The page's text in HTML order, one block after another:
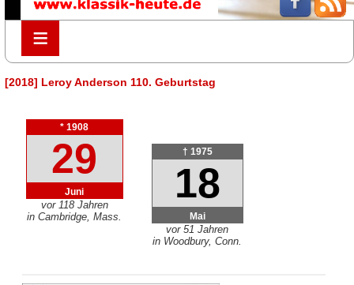
≡
≡
[2018] Leroy Anderson 110. Geburtstag
* 1908
29
Juni
vor 118 Jahren
in Cambridge, Mass.
† 1975
18
Mai
vor 51 Jahren
in Woodbury, Conn.